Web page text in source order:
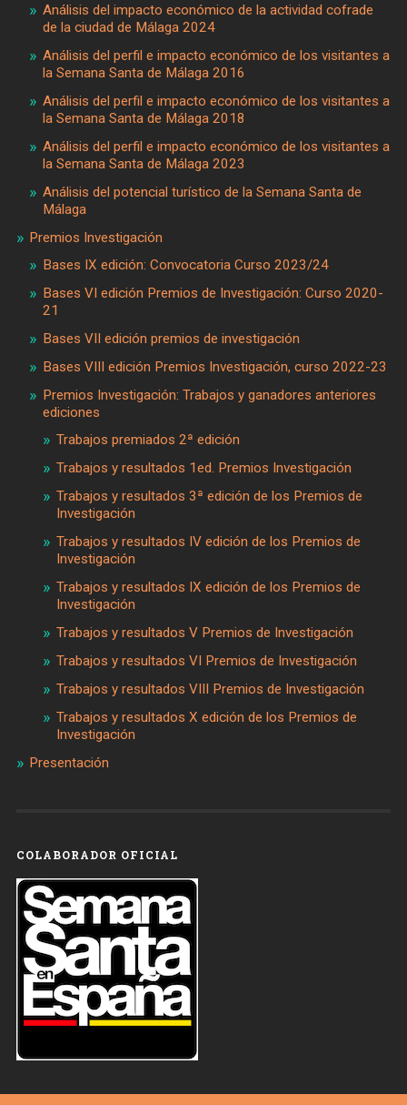
Análisis del impacto económico de la actividad cofrade
de la ciudad de Málaga 2024
Análisis del perfil e impacto económico de los visitantes a
la Semana Santa de Málaga 2016
Análisis del perfil e impacto económico de los visitantes a
la Semana Santa de Málaga 2018
Análisis del perfil e impacto económico de los visitantes a
la Semana Santa de Málaga 2023
Análisis del potencial turístico de la Semana Santa de
Málaga
Premios Investigación
Bases IX edición: Convocatoria Curso 2023/24
Bases VI edición Premios de Investigación: Curso 2020-
21
Bases VII edición premios de investigación
Bases VIII edición Premios Investigación, curso 2022-23
Premios Investigación: Trabajos y ganadores anteriores
ediciones
Trabajos premiados 2ª edición
Trabajos y resultados 1ed. Premios Investigación
Trabajos y resultados 3ª edición de los Premios de
Investigación
Trabajos y resultados IV edición de los Premios de
Investigación
Trabajos y resultados IX edición de los Premios de
Investigación
Trabajos y resultados V Premios de Investigación
Trabajos y resultados VI Premios de Investigación
Trabajos y resultados VIII Premios de Investigación
Trabajos y resultados X edición de los Premios de
Investigación
Presentación
COLABORADOR OFICIAL